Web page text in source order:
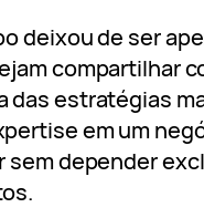
deixou de ser
compartilhar
das estratégias
em um
sem depender